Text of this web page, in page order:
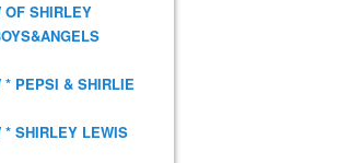
OF SHIRLEY
* PEPSI & SHIRLIE
* SHIRLEY LEWIS